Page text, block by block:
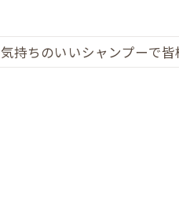
気持ちのいいシャンプーで